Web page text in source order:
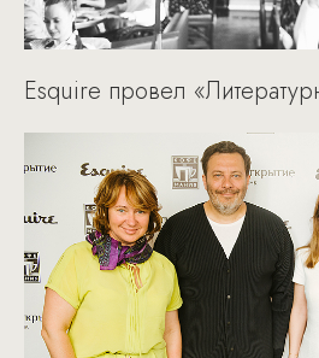
Esquire провел